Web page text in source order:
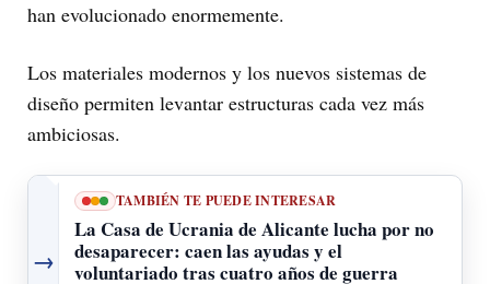
han evolucionado enormemente.
Los materiales modernos y los nuevos sistemas de
diseño permiten levantar estructuras cada vez más
ambiciosas.
→
TAMBIÉN TE PUEDE INTERESAR
La Casa de Ucrania de Alicante lucha por no
desaparecer: caen las ayudas y el
voluntariado tras cuatro años de guerra